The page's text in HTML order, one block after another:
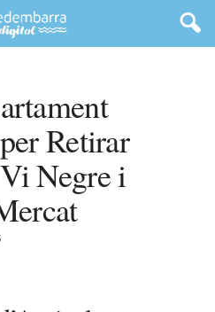
Retirar
Negre i